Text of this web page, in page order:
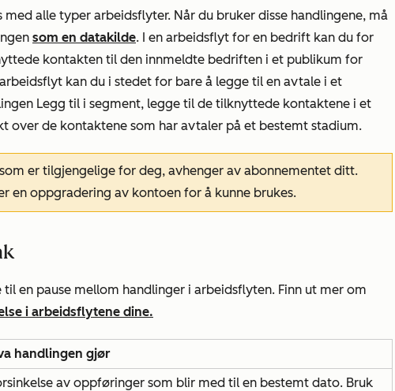
med alle typer arbeidsflyter. Når du bruker disse handlingene, må
som en datakilde. I en arbeidsflyt for en bedrift kan du for
kontakten til den innmeldte bedriften i et publikum for
kan du i stedet for bare å legge til en avtale i et
Legg til i segment, legge til de tilknyttede kontaktene i et
over de kontaktene som har avtaler på et bestemt stadium.
er tilgjengelige for deg, avhenger av abonnementet ditt.
en oppgradering av kontoen for å kunne brukes.
til en pause mellom handlinger i arbeidsflyten. Finn ut mer om
i arbeidsflytene dine.
handlingen gjør
av oppføringer som blir med til en bestemt dato. Bruk